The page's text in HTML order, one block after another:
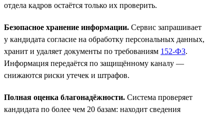
отдела кадров остаётся только их проверить.
Безопасное хранение информации. Сервис запрашивает
у кандидата согласие на обработку персональных данных,
хранит и удаляет документы по требованиям 152-ФЗ.
Информация передаётся по защищённому каналу —
снижаются риски утечек и штрафов.
Полная оценка благонадёжности. Система проверяет
кандидата по более чем 20 базам: находит сведения